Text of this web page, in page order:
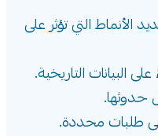
الأنماط التي تؤثر على
البيانات التاريخية.
حدوثها.
على طلبات محددة.